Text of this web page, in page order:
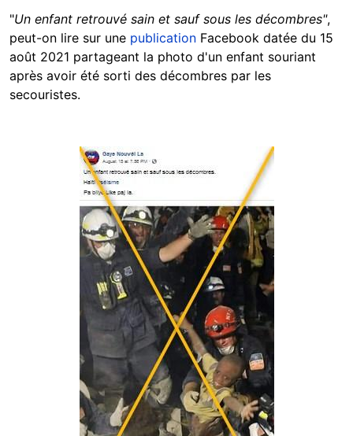
"Un enfant retrouvé sain et sauf sous les décombres",
peut-on lire sur une publication Facebook datée du 15
août 2021 partageant la photo d'un enfant souriant
après avoir été sorti des décombres par les
secouristes.